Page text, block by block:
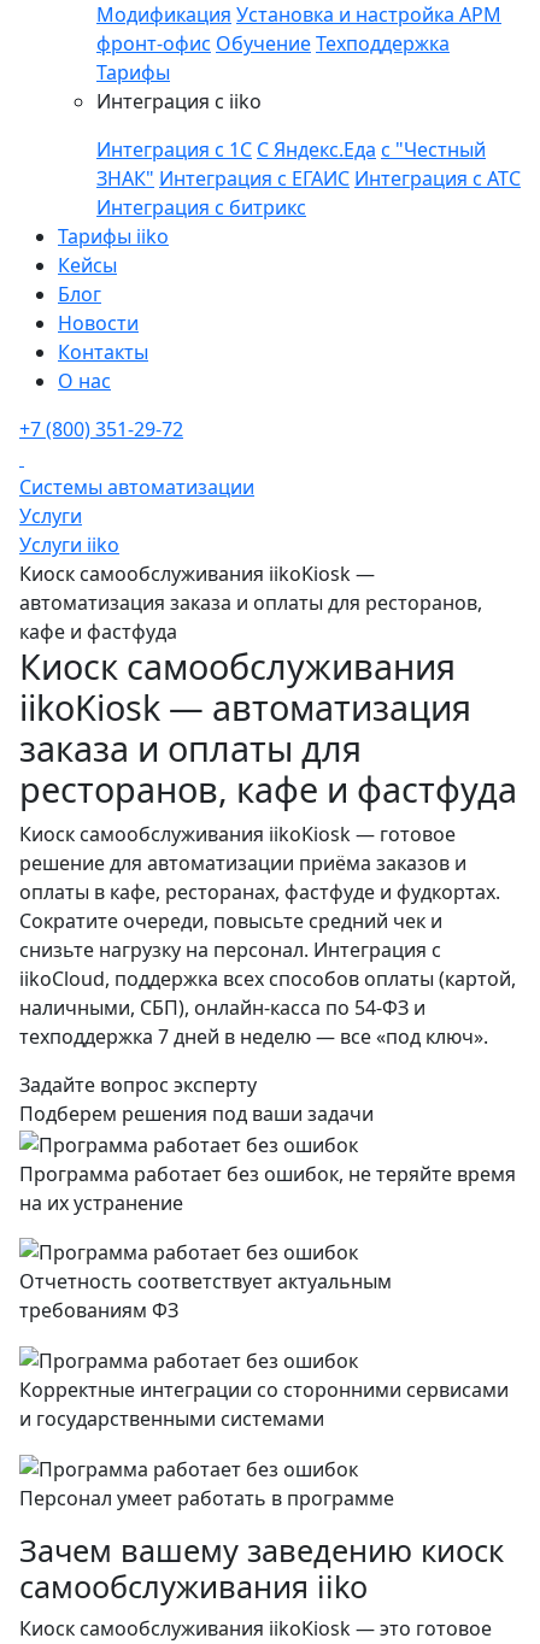
Модификация Установка и настройка APM
фронт-офис ОбучениеТехподдержка
Тарифы
Интеграция с iiko
Интеграция с 1С С Яндекс.Еда с "Честный
ЗНАК" Интеграция с ЕГАИС Интеграция с АТС
Интеграция с битрикс
Тарифы iiko
Кейсы
Блог
Новости
Контакты
О нас
+7 (800) 351-29-72
Системы автоматизации
Услуги
Услуги iiko
Киоск самообслуживания iikoKiosk —
автоматизация заказа и оплаты для ресторанов,
кафе и фастфуда
Киоск самообслуживания
iikoKiosk — автоматизация
заказа и оплаты для
ресторанов, кафе и фастфуда
Киоск самообслуживания iikoKiosk — готовое
решение для автоматизации приёма заказов и
оплаты в кафе, ресторанах, фастфуде и фудкортах.
Сократите очереди, повысьте средний чек и
снизьте нагрузку на персонал. Интеграция с
iikoCloud, поддержка всех способов оплаты (картой,
наличными, СБП), онлайн-касса по 54-ФЗ и
техподдержка 7 дней в неделю — все «под ключ».
Задайте вопрос эксперту
Подберем решения под ваши задачи
Программа работает без ошибок, не теряйте время
на их устранение
Отчетность соответствует актуальным
требованиям ФЗ
Корректные интеграции со сторонними сервисами
и государственными системами
Персонал умеет работать в программе
Зачем вашему заведению киоск
самообслуживания iiko
Киоск самообслуживания iikoKiosk — это готовое